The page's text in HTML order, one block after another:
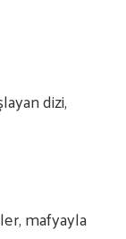
dizi,
mafyayla